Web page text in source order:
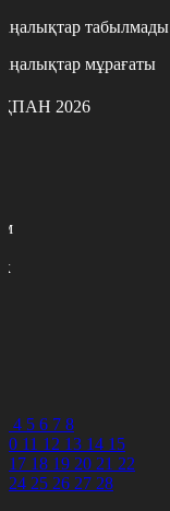
табылмады
мұрағаты
2026
4 5 6 7 8
10 11 12 13 14 15
17 18 19 20 21 22
24 25 26 27 28